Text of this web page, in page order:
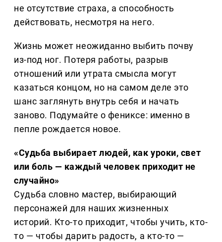
не отсутствие страха, а способность
действовать, несмотря на него.
Жизнь может неожиданно выбить почву
из-под ног. Потеря работы, разрыв
отношений или утрата смысла могут
казаться концом, но на самом деле это
шанс заглянуть внутрь себя и начать
заново. Подумайте о фениксе: именно в
пепле рождается новое.
«Судьба выбирает людей, как уроки, свет
или боль — каждый человек приходит не
случайно»
Судьба словно мастер, выбирающий
персонажей для наших жизненных
историй. Кто-то приходит, чтобы учить, кто-
то — чтобы дарить радость, а кто-то —